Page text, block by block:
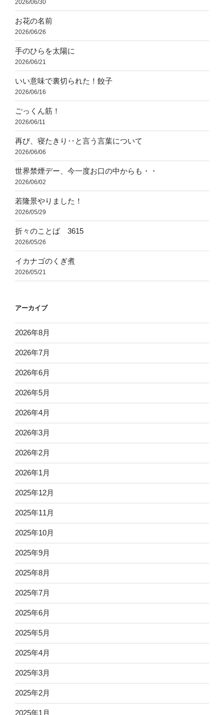
2026/06/30
お花の名前
2026/06/26
手のひらを太陽に
2026/06/21
いい意味で裏切られた！餃子
2026/06/16
ごっくん筋！
2026/06/11
再び、寝たきり‥と言う言葉について
2026/06/06
世界禁煙デー、今一度お口の中からも・・
2026/06/02
若隆景やりました！
2026/05/29
折々のことば 3615
2026/05/26
イカナゴのくぎ煮
2026/05/21
アーカイブ
2026年8月
2026年7月
2026年6月
2026年5月
2026年4月
2026年3月
2026年2月
2026年1月
2025年12月
2025年11月
2025年10月
2025年9月
2025年8月
2025年7月
2025年6月
2025年5月
2025年4月
2025年3月
2025年2月
2025年1月